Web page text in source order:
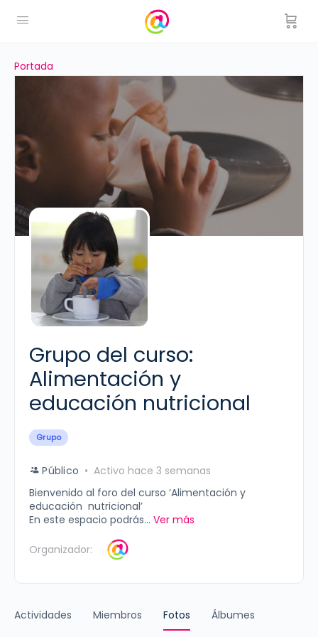
Portada
Grupo del curso:
Alimentación y
educación nutricional
Grupo
Público
Activo hace 3 semanas
Bienvenido al foro del curso ‘Alimentación y
educación nutricional’
En este espacio podrás... Ver más
Organizador:
Actividades Miembros Fotos Álbumes